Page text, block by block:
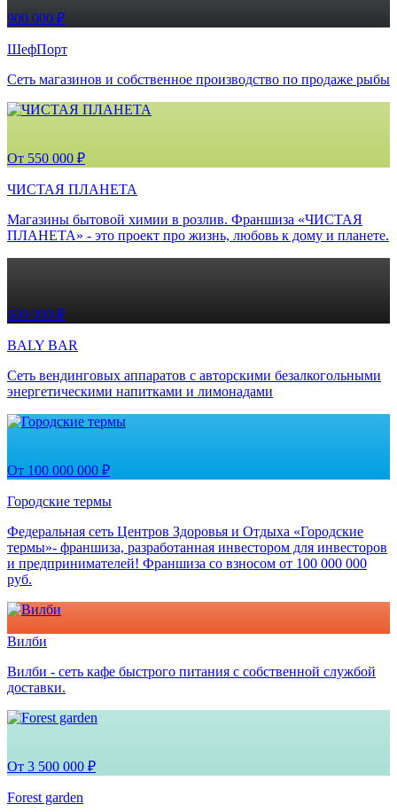
900 000 ₽
ШефПорт
Сеть магазинов и собственное производство по продаже рыбы
От 550 000 ₽
ЧИСТАЯ ПЛАНЕТА
Магазины бытовой химии в розлив. Франшиза «ЧИСТАЯ
ПЛАНЕТА» - это проект про жизнь, любовь к дому и планете.
600 000 ₽
BALY BAR
Сеть вендинговых аппаратов с авторскими безалкогольными
энергетическими напитками и лимонадами
От 100 000 000 ₽
Городские термы
Федеральная сеть Центров Здоровья и Отдыха «Городские
термы»- франшиза, разработанная инвестором для инвесторов
и предпринимателей! Франшиза со взносом от 100 000 000
руб.
Вилби
Вилби - сеть кафе быстрого питания с собственной службой
доставки.
От 3 500 000 ₽
Forest garden